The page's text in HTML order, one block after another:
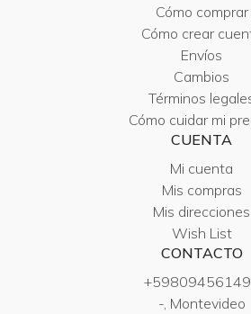
Cómo comprar
Cómo crear
Envíos
Cambios
Términos
Cómo cuidar mi
CUENTA
Mi cuenta
Mis compras
Mis direcciones
Wish List
CONTACTO
-, Montevideo